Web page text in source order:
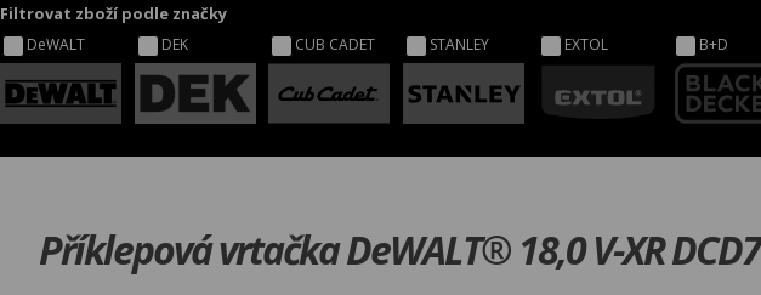
Filtrovat zboží podle značky
DeWALT DEK CUB CADET STANLEY EXTOL B+D
Příklepová vrtačka DeWALT® 18,0 V-XR